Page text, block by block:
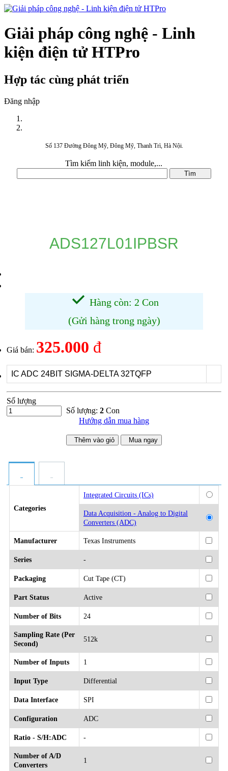
Giải pháp công nghệ - Linh
kiện điện tử HTPro
Hợp tác cùng phát triển
Đăng nhập
Số 137 Đường Đông Mỹ, Đông Mỹ, Thanh Trì, Hà Nội.
Tìm kiếm linh kiện, module,...
ADS127L01IPBSR
Hàng còn: 2 Con
(Gửi hàng trong ngày)
Giá bán: 325.000 đ
IC ADC 24BIT SIGMA-DELTA 32TQFP
Số lượng
Số lượng: 2 Con
Hướng dẫn mua hàng
Thêm vào giỏ Mua ngay
Categories
Integrated Circuits (ICs)
Data Acquisition - Analog to Digital
Converters (ADC)
Manufacturer Texas Instruments
Series -
Packaging Cut Tape (CT)
Part Status Active
Number of Bits 24
Sampling Rate (Per
Second)
512k
Number of Inputs 1
Input Type Differential
Data Interface SPI
Configuration ADC
Ratio - S/H:ADC -
Number of A/D
Converters
1